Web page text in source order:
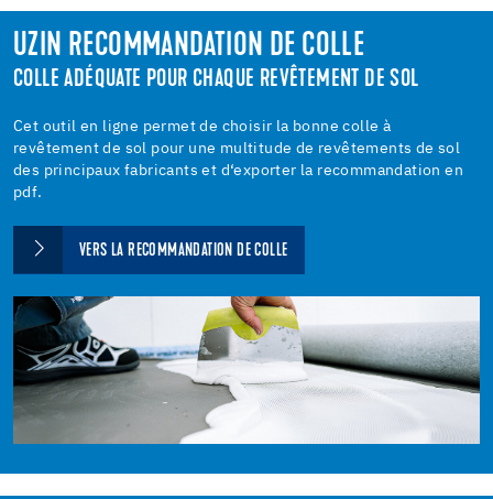
UZIN RECOMMANDATION DE COLLE
COLLE ADÉQUATE POUR CHAQUE REVÊTEMENT DE SOL
Cet outil en ligne permet de choisir la bonne colle à
revêtement de sol pour une multitude de revêtements de sol
des principaux fabricants et d‘exporter la recommandation en
pdf.
VERS LA RECOMMANDATION DE COLLE